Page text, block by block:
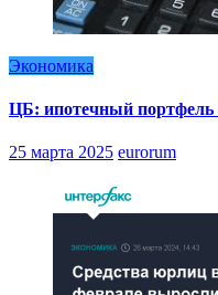
Экономика
ЦБ: ипотечный портфель
25 марта 2025 eurorum